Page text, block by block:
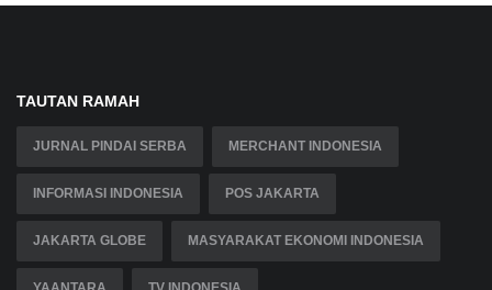
TAUTAN RAMAH
JURNAL PINDAI SERBA MERCHANT INDONESIA
INFORMASI INDONESIA POS JAKARTA
JAKARTA GLOBE MASYARAKAT EKONOMI INDONESIA